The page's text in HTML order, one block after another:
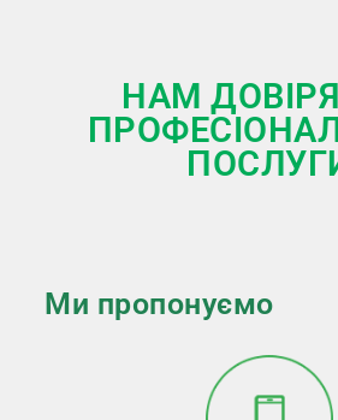
НАМ
Ми пропонуємо